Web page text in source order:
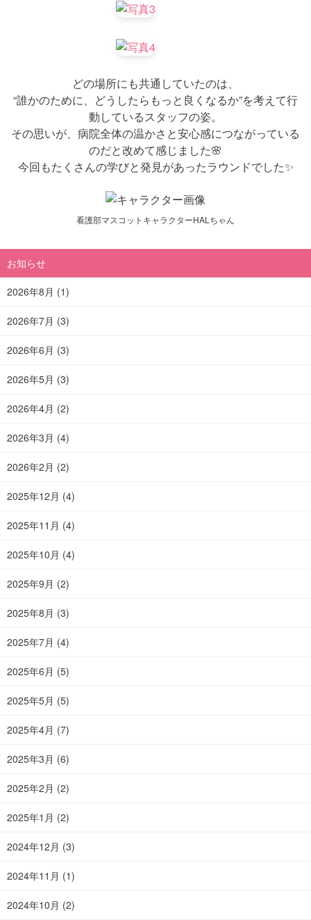
どの場所にも共通していたのは、
“誰かのために、どうしたらもっと良くなるか”を考えて行
動しているスタッフの姿。
その思いが、病院全体の温かさと安心感につながっている
のだと改めて感じました🌸
今回もたくさんの学びと発見があったラウンドでした✨
看護部マスコットキャラクターHALちゃん
お知らせ
2026年8月 (1)
2026年7月 (3)
2026年6月 (3)
2026年5月 (3)
2026年4月 (2)
2026年3月 (4)
2026年2月 (2)
2025年12月 (4)
2025年11月 (4)
2025年10月 (4)
2025年9月 (2)
2025年8月 (3)
2025年7月 (4)
2025年6月 (5)
2025年5月 (5)
2025年4月 (7)
2025年3月 (6)
2025年2月 (2)
2025年1月 (2)
2024年12月 (3)
2024年11月 (1)
2024年10月 (2)